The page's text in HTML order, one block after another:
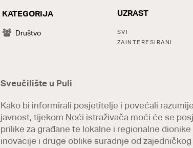
KATEGORIJA
CATEGORY
Društvo
UZRAST
SVI
ZAINTERESIRANI
Sveučilište u Puli
Kako bi informirali posjetitelje i povećali
javnost, tijekom Noći istraživača moći će se
prilike za građane te lokalne i regionalne
inovacije i druge oblike suradnje od